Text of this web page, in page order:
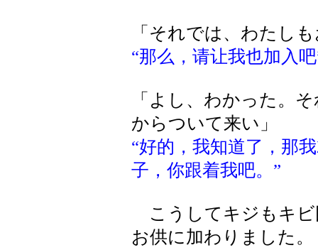
「それでは、わたし
“那么，请让我也加入
「よし、わかった。
からついて来い」
“好的，我知道了，那
子，你跟着我吧。”
こうしてキジもキビ
お供に加わりました。